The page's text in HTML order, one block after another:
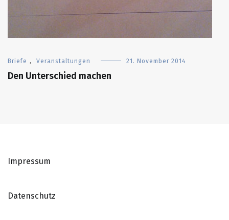
Briefe , Veranstaltungen 21. November 2014
Den Unterschied machen
Impressum
Datenschutz